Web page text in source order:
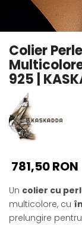
Seturi Perle cu
Brățări cu Perle
Pandantive cu
Brose cu Perle
Colier
925 |
781,50 RON
Un colier cu
multicolore, cu
prelungire